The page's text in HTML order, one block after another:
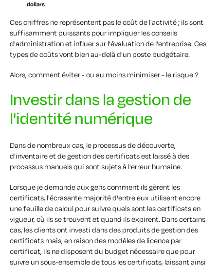
dollars.
Ces chiffres ne représentent pas le coût de l'activité ; ils sont
suffisamment puissants pour impliquer les conseils
d'administration et influer sur l'évaluation de l'entreprise. Ces
types de coûts vont bien au-delà d'un poste budgétaire.
Alors, comment éviter - ou au moins minimiser - le risque ?
Investir dans la gestion de
l'identité numérique
Dans de nombreux cas, le processus de découverte,
d'inventaire et de gestion des certificats est laissé à des
processus manuels qui sont sujets à l'erreur humaine.
Lorsque je demande aux gens comment ils gèrent les
certificats, l'écrasante majorité d'entre eux utilisent encore
une feuille de calcul pour suivre quels sont les certificats en
vigueur, où ils se trouvent et quand ils expirent. Dans certains
cas, les clients ont investi dans des produits de gestion des
certificats mais, en raison des modèles de licence par
certificat, ils ne disposent du budget nécessaire que pour
suivre un sous-ensemble de tous les certificats, laissant ainsi